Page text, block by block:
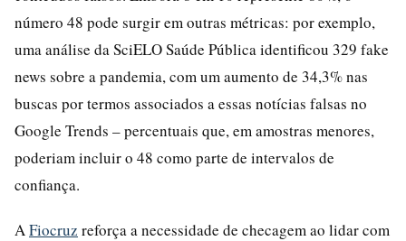
número 48 pode surgir em outras métricas: por exemplo,
uma análise da SciELO Saúde Pública identificou 329 fake
news sobre a pandemia, com um aumento de 34,3% nas
buscas por termos associados a essas notícias falsas no
Google Trends – percentuais que, em amostras menores,
poderiam incluir o 48 como parte de intervalos de
confiança.
A Fiocruz reforça a necessidade de checagem ao lidar com